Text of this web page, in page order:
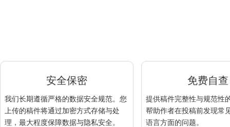
安全保密
我们长期遵循严格的数据安全规范。您
上传的稿件将通过加密方式存储与处
理，最大程度保障数据与隐私安全。
免费自查
提供稿件完整性与规范性
帮助作者在投稿前发现常
语言方面的问题。